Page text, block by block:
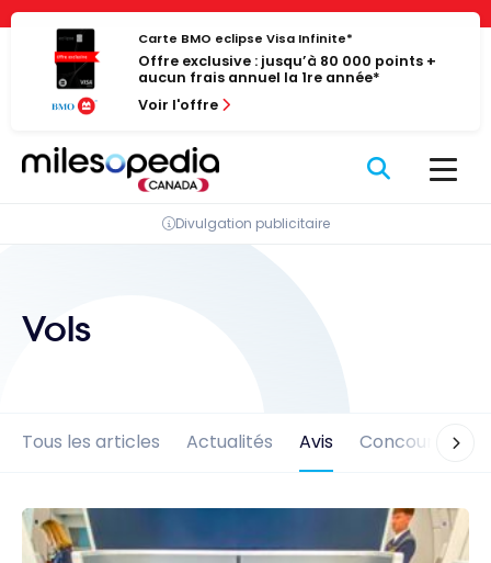
Panneau de gestion des cookies
Passer
contenu
Carte BMO eclipse Visa Infinite*
Offre exclusive : jusqu’à 80 000 points +
aucun frais annuel la 1re année*
Voir l'offre
Divulgation publicitaire
Vols
Tous les articles Actualités Avis Concours